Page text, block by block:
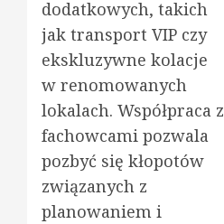
dodatkowych, takich
jak transport VIP czy
ekskluzywne kolacje
w renomowanych
lokalach. Współpraca z
fachowcami pozwala
pozbyć się kłopotów
związanych z
planowaniem i